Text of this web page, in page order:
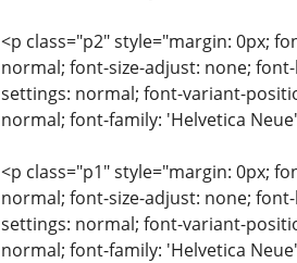
<p class="p2" style="margin: 0px;
normal; font-size-adjust: none;
settings: normal; font-variant-
normal; font-family: 'Helvetica
<p class="p1" style="margin: 0px;
normal; font-size-adjust: none;
settings: normal; font-variant-
normal; font-family: 'Helvetica